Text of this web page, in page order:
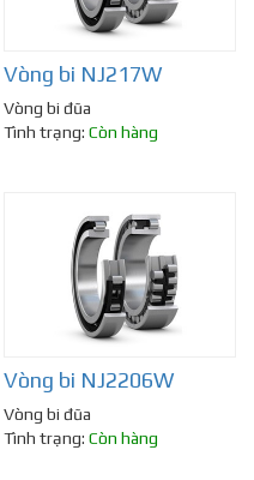
Vòng bi NJ217W
Vòng bi đũa
Tình trạng: Còn hàng
Vòng bi NJ2206W
Vòng bi đũa
Tình trạng: Còn hàng